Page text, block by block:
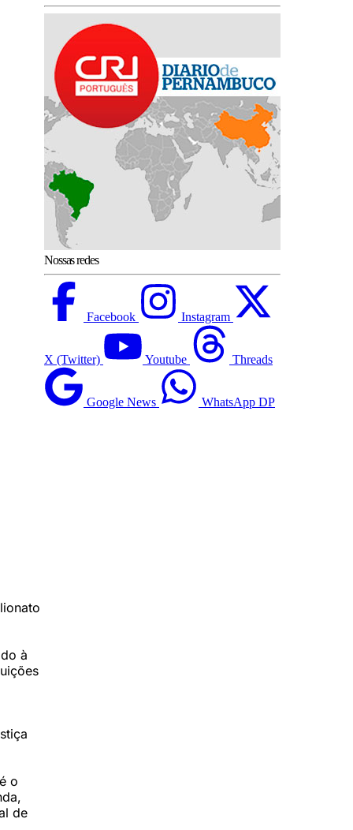
à
o
de
Nossas redes
Facebook Instagram
X (Twitter) Youtube Threads
Google News WhatsApp DP